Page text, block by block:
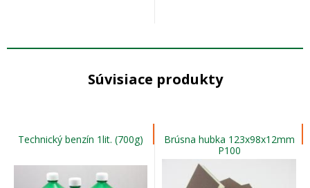
Súvisiace produkty
Technický benzín 1lit. (700g)
Brúsna hubka 123x98x12mm
P100